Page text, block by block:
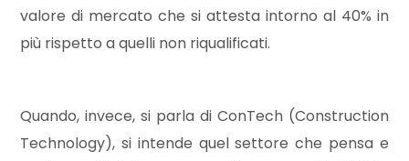
valore di mercato che si attesta intorno al 40% in
più rispetto a quelli non riqualificati.
Quando, invece, si parla di ConTech (Construction
Technology), si intende quel settore che pensa e
5